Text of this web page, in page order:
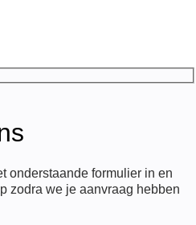
onderstaande formulier in en
zodra we je aanvraag hebben